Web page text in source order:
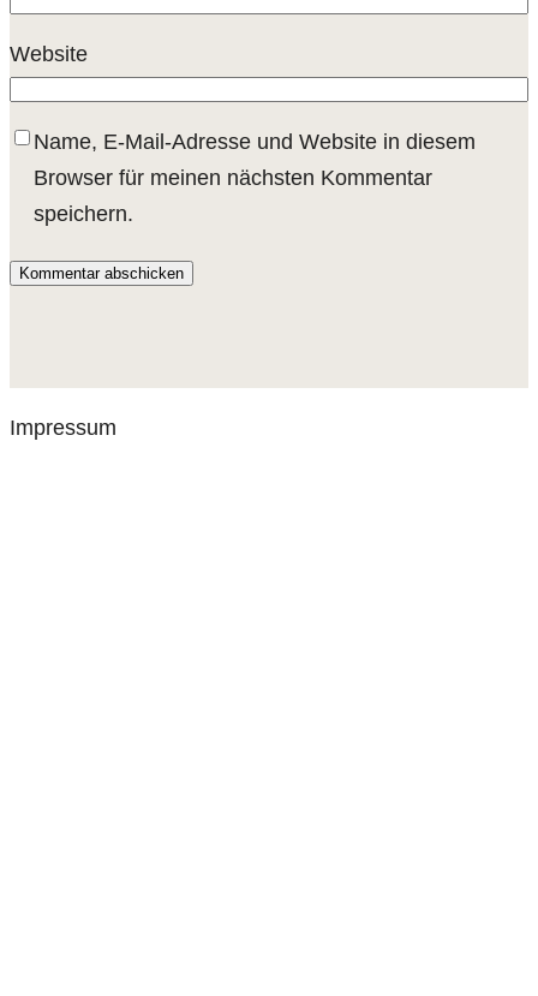
Website
Name, E-Mail-Adresse und Website in diesem
Browser für meinen nächsten Kommentar
speichern.
Impressum